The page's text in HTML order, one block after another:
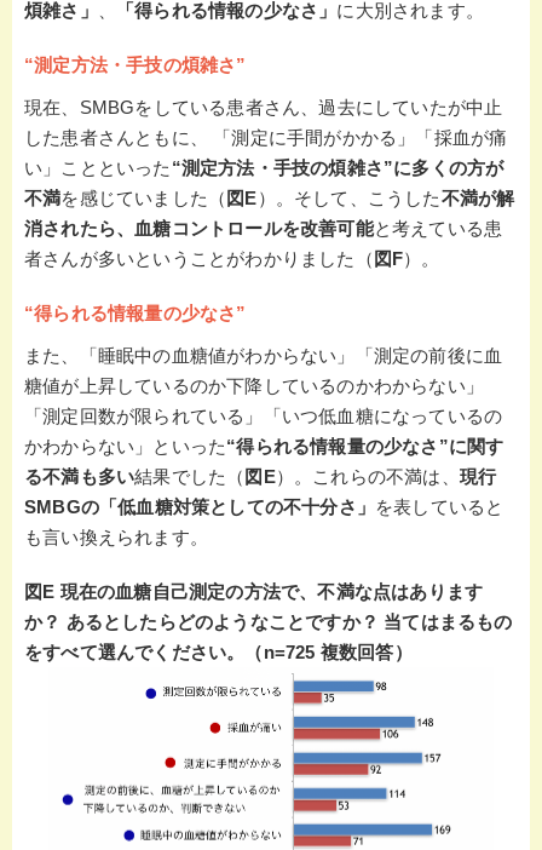
煩雑さ」 「得られる情報の少なさ」 に大別されます。
“測定方法・手技の煩雑さ”
現在、SMBGをしている患者さん、過去にしていたが中止
した患者さんともに、 「測定に手間がかかる」「採血が痛
い」ことといった “測定方法・手技の煩雑さ”に多くの方が
不満を感じていました（ 図E）。そして、こうした不満が解
消されたら、血糖コントロールを改善可能と考えている患
者さんが多いということがわかりました（ 図F）。
“得られる情報量の少なさ”
また、「睡眠中の血糖値がわからない」「測定の前後に血
糖値が上昇しているのか下降しているのかわからない」
「測定回数が限られている」「いつ低血糖になっているの
かわからない」といった“得られる情報量の少なさ”に関す
る不満も多い結果でした（ 図E）。これらの不満は、 現行
SMBGの「低血糖対策としての不十分さ」 を表していると
も言い換えられます。
図E 現在の血糖自己測定の方法で、不満な点はあります
か？ あるとしたらどのようなことですか？ 当てはまるもの
をすべて選んでください。（n=725 複数回答）